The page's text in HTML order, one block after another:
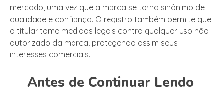
mercado, uma vez que a marca se torna sinônimo de
qualidade e confiança. O registro também permite que
o titular tome medidas legais contra qualquer uso não
autorizado da marca, protegendo assim seus
interesses comerciais.
Antes de Continuar Lendo